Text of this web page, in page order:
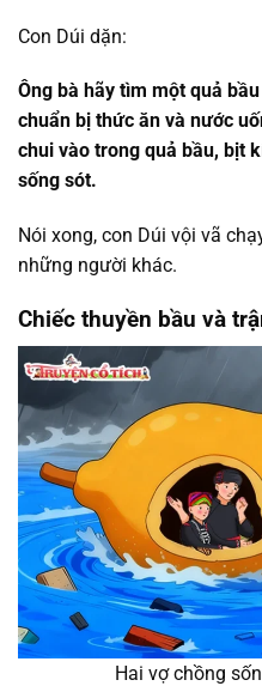
Con Dúi dặn:
Ông bà hãy tìm một quả
chuẩn bị thức ăn và nước
chui vào trong quả bầu, bịt
sống sót.
Nói xong, con Dúi vội vã
những người khác.
Chiếc thuyền bầu và
Hai vợ chồng